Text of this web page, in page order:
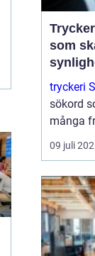
som
tryckeri
sökord
många
man
skiljer
hur
lyfts
09 juli